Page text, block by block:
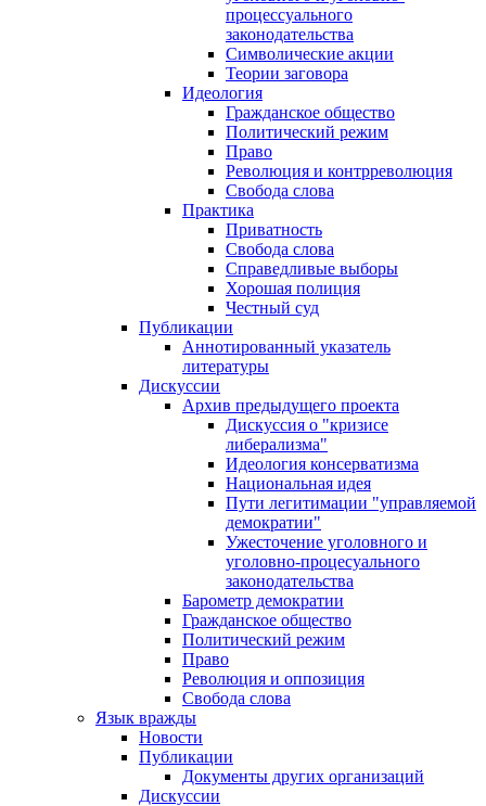
процессуального
законодательства
Символические акции
Теории заговора
Идеология
Гражданское общество
Политический режим
Право
Революция и контрреволюция
Свобода слова
Практика
Приватность
Свобода слова
Справедливые выборы
Хорошая полиция
Честный суд
Публикации
Аннотированный указатель
литературы
Дискуссии
Архив предыдущего проекта
Дискуссия о "кризисе
либерализма"
Идеология консерватизма
Национальная идея
Пути легитимации "управляемой
демократии"
Ужесточение уголовного и
уголовно-процесуального
законодательства
Барометр демократии
Гражданское общество
Политический режим
Право
Революция и оппозиция
Свобода слова
Язык вражды
Новости
Публикации
Документы других организаций
Дискуссии